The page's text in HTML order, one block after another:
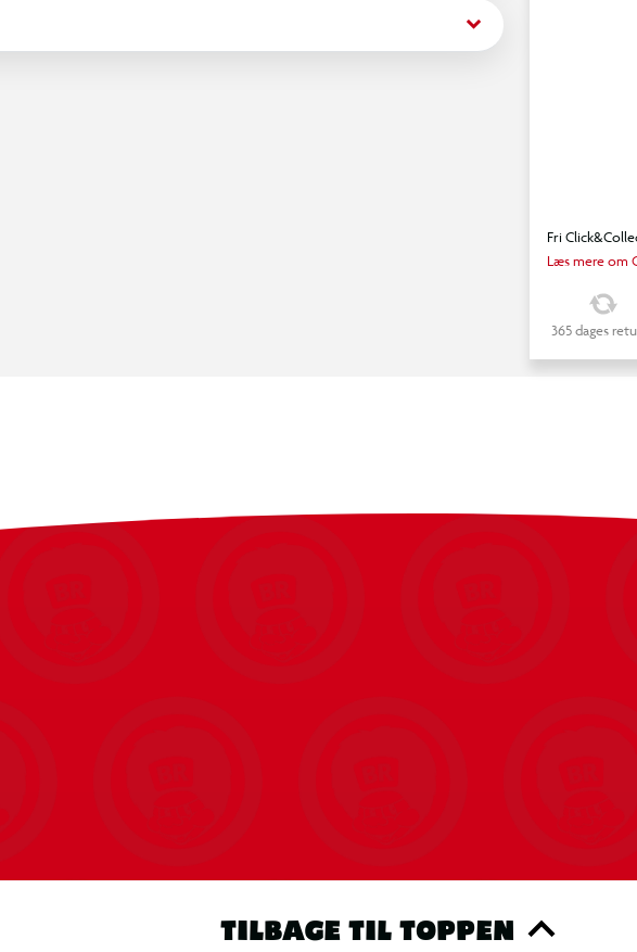
keyboard_arrow_down
Fri
Læs mere om
365 dages
TILBAGE TIL TOPPEN